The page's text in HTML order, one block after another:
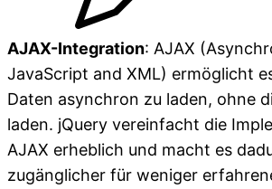
AJAX-Integration: AJAX
JavaScript and XML) ermöglicht
Daten asynchron zu laden, ohne
laden. jQuery vereinfacht die
AJAX erheblich und macht es
zugänglicher für weniger